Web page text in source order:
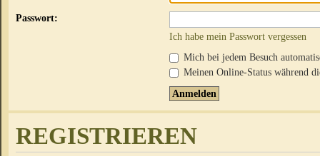
Passwort:
Ich habe mein Passwort vergessen
Mich bei jedem Besuch
Meinen Online-Status während
REGISTRIEREN